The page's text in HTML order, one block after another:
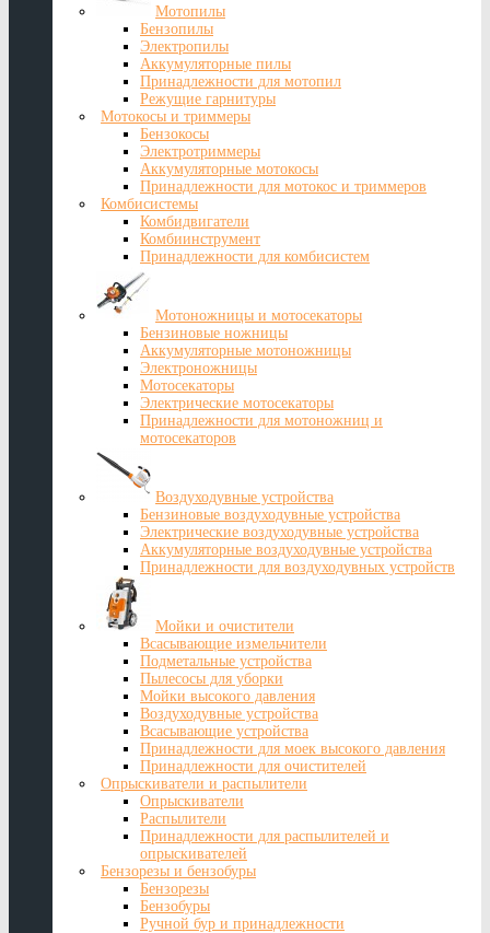
Мотопилы
Бензопилы
Электропилы
Аккумуляторные пилы
Принадлежности для мотопил
Режущие гарнитуры
Мотокосы и триммеры
Бензокосы
Электротриммеры
Аккумуляторные мотокосы
Принадлежности для мотокос и триммеров
Комбисистемы
Комбидвигатели
Комбиинструмент
Принадлежности для комбисистем
Мотоножницы и мотосекаторы
Бензиновые ножницы
Аккумуляторные мотоножницы
Электроножницы
Мотосекаторы
Электрические мотосекаторы
Принадлежности для мотоножниц и
мотосекаторов
Воздуходувные устройства
Бензиновые воздуходувные устройства
Электрические воздуходувные устройства
Аккумуляторные воздуходувные устройства
Принадлежности для воздуходувных устройств
Мойки и очистители
Всасывающие измельчители
Подметальные устройства
Пылесосы для уборки
Мойки высокого давления
Воздуходувные устройства
Всасывающие устройства
Принадлежности для моек высокого давления
Принадлежности для очистителей
Опрыскиватели и распылители
Опрыскиватели
Распылители
Принадлежности для распылителей и
опрыскивателей
Бензорезы и бензобуры
Бензорезы
Бензобуры
Ручной бур и принадлежности